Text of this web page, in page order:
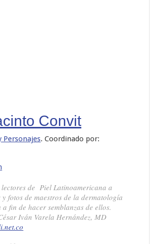
Convit
Personajes. Coordinado por:
de Piel Latinoamericana a
fotos de maestros de la dermatología
fin de hacer semblanzas de ellos.
Iván Varela Hernández, MD